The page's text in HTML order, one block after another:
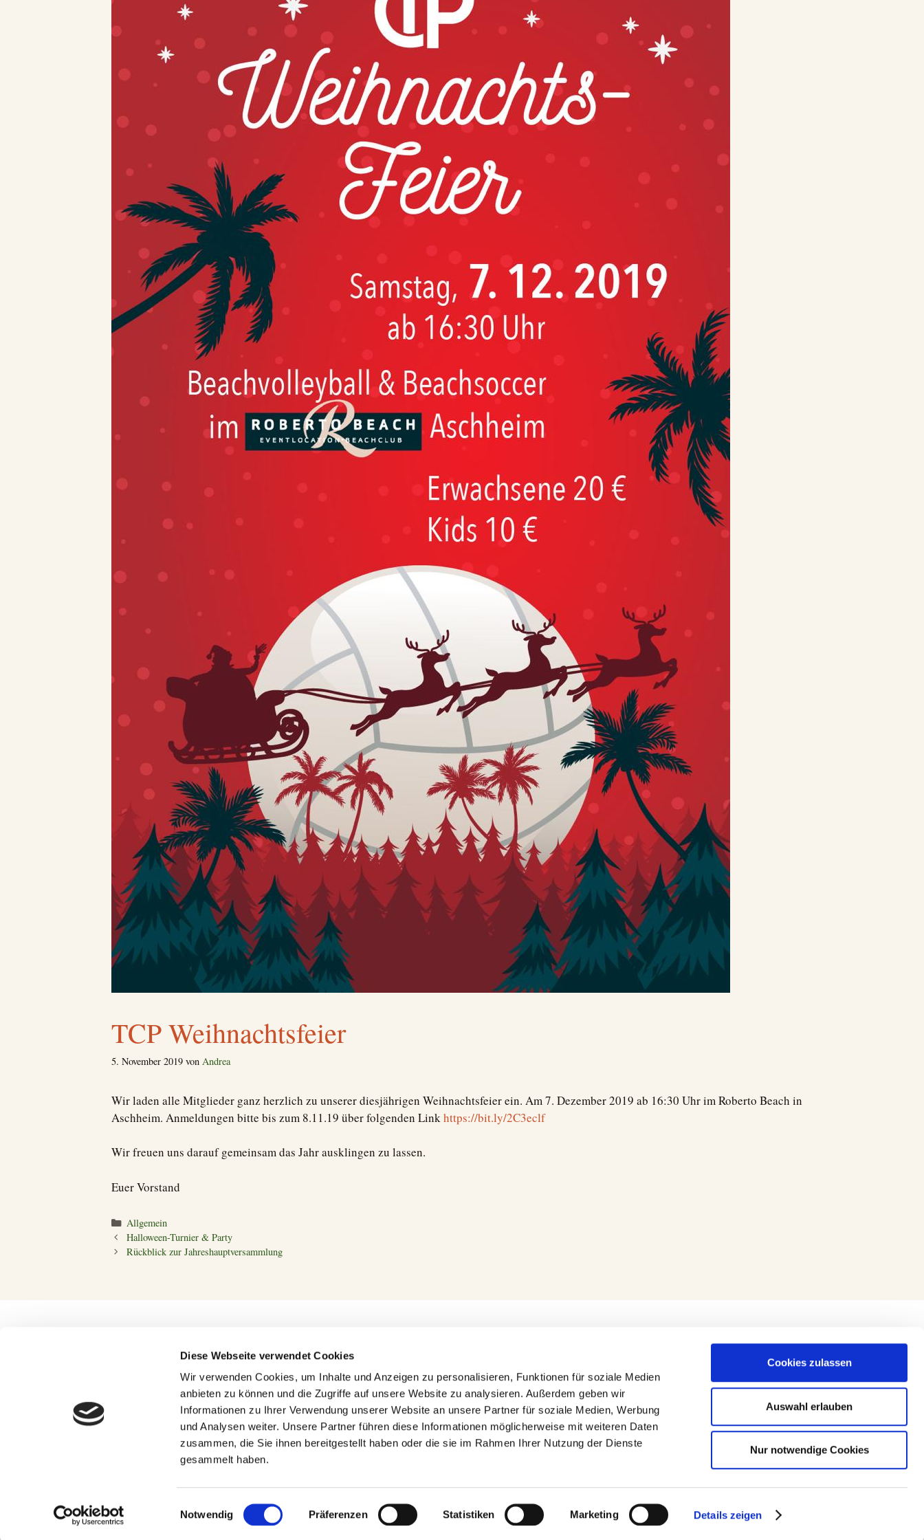
Diese Webseite verwendet Cookies
Wir verwenden Cookies, um Inhalte und Anzeigen zu personalisieren, Funktionen für soziale Medien
anbieten zu können und die Zugriffe auf unsere Website zu analysieren. Außerdem geben wir
Informationen zu Ihrer Verwendung unserer Website an unsere Partner für soziale Medien, Werbung
und Analysen weiter. Unsere Partner führen diese Informationen möglicherweise mit weiteren Daten
zusammen, die Sie ihnen bereitgestellt haben oder die sie im Rahmen Ihrer Nutzung der Dienste
gesammelt haben.
Einwilligungsauswahl
Notwendig Präferenzen Statistiken Marketing Details zeigen
Cookies zulassen
Auswahl erlauben
Nur notwendige Cookies
TCP Weihnachtsfeier
5. November 2019 von Andrea
Wir laden alle Mitglieder ganz herzlich zu unserer diesjährigen Weihnachtsfeier ein. Am 7. Dezember 2019 ab 16:30 Uhr im Roberto Beach in
Aschheim. Anmeldungen bitte bis zum 8.11.19 über folgenden Linkhttps://bit.ly/2C3eclf
Wir freuen uns darauf gemeinsam das Jahr ausklingen zu lassen.
Euer Vorstand
Kategorien
Allgemein
Halloween-Turnier & Party
Rückblick zur Jahreshauptversammlung
ATP Masters Montreal: Titelverteidiger Shelton hat es eilig
WTA Toronto: Rybakina im Achtelfinale, Fernandez schlägt Andreeva
WTA Cincinnati: Vorjahresfinalistin Jasmine Paolini fehlt auch in Ohio
US Open: Gael Monfils bekommt seinen letzten Tanz
WTA Toronto: Konstanz? Die Frauen machen es vor
© 2026 Tennis-Club Pliening e.V.• Erstellt mit GeneratePress